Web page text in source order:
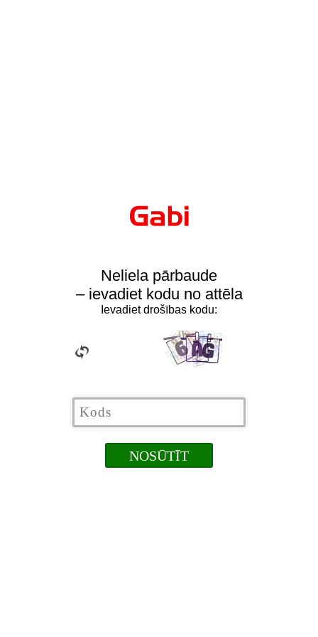
Neliela pārbaude
– ievadiet kodu no attēla
Ievadiet drošības kodu: